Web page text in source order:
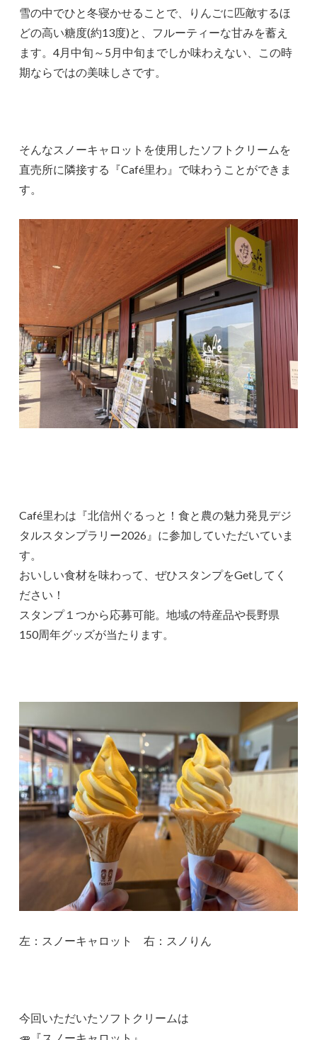
雪の中でひと冬寝かせることで、りんごに匹敵するほ
どの高い糖度(約13度)と、フルーティーな甘みを蓄え
ます。4月中旬～5月中旬までしか味わえない、この時
期ならではの美味しさです。
そんなスノーキャロットを使用したソフトクリームを
直売所に隣接する『Café里わ』で味わうことができま
す。
Café里わは『北信州ぐるっと！食と農の魅力発見デジ
タルスタンプラリー2026』に参加していただいていま
す。
おいしい食材を味わって、ぜひスタンプをGetしてく
ださい！
スタンプ１つから応募可能。地域の特産品や長野県
150周年グッズが当たります。
左：スノーキャロット 右：スノりん
今回いただいたソフトクリームは
🥕『スノーキャロット』